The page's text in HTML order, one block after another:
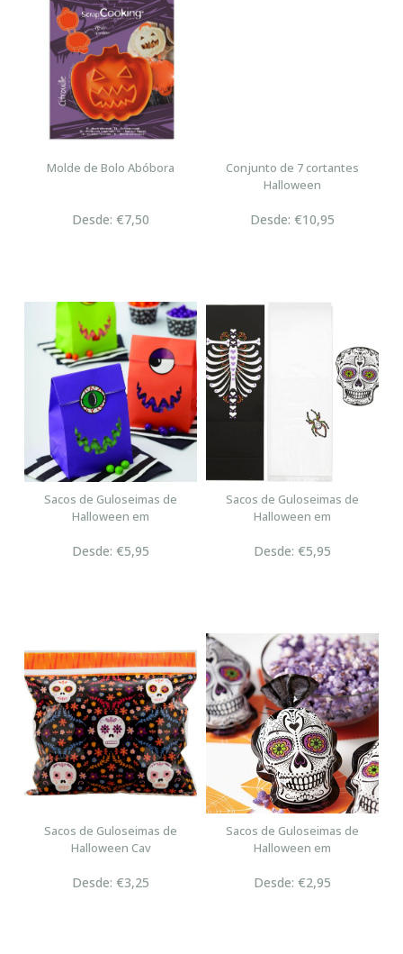
Molde de Bolo Abóbora
Desde: €7,50
Conjunto de 7 cortantes
Halloween
Desde: €10,95
Sacos de Guloseimas de
Halloween em
Desde: €5,95
Sacos de Guloseimas de
Halloween em
Desde: €5,95
Sacos de Guloseimas de
Halloween Cav
Desde: €3,25
Sacos de Guloseimas de
Halloween em
Desde: €2,95